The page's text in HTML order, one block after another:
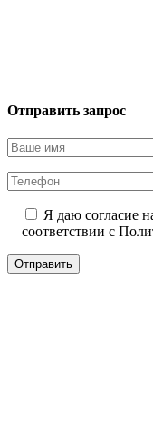
Отправить запрос
Я даю согласие
соответствии с